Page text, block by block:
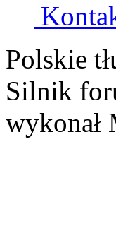
Polskie
Silnik
wykonał